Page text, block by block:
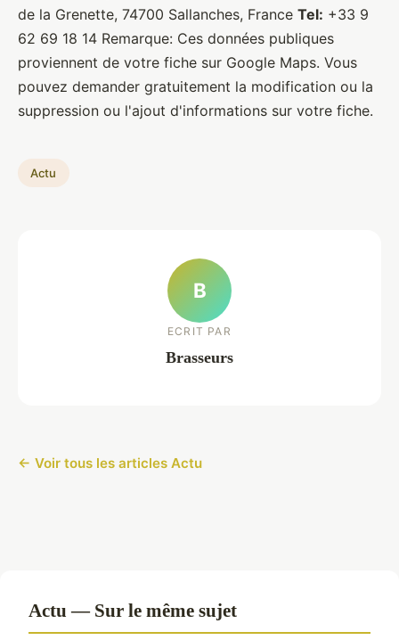
Brasseurs•27 janvier 2022•1 min de lecture
de la Grenette, 74700 Sallanches, France Tel: +33 9
62 69 18 14 Remarque: Ces données publiques
proviennent de votre fiche sur Google Maps. Vous
pouvez demander gratuitement la modification ou la
suppression ou l'ajout d'informations sur votre fiche.
Actu
B
ECRIT PAR
Brasseurs
← Voir tous les articles Actu
Actu — Sur le même sujet